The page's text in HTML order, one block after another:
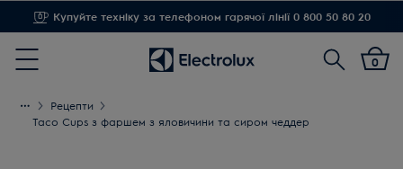
Купуйте техніку за телефоном гарячої лінії 0 800 50 80 20
Menu
Пошук
0
Рецепти
Taco Cups з фаршем з яловичини та сиром чеддер